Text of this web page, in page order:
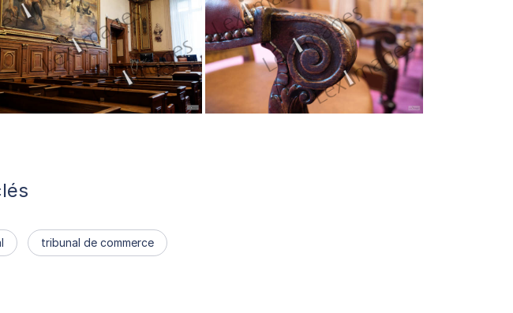
tribunal de commerce